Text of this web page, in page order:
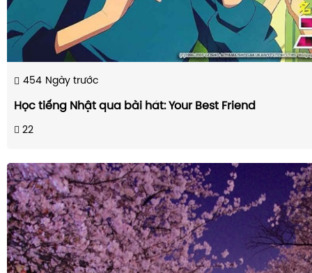
454 Ngày trước
Học tiếng Nhật qua bài hát: Your Best Friend
22